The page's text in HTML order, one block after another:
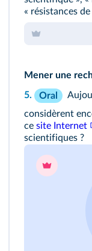
« résistances
Mener une
5. Oral
considèrent
ce site Internet
scientifiques ?